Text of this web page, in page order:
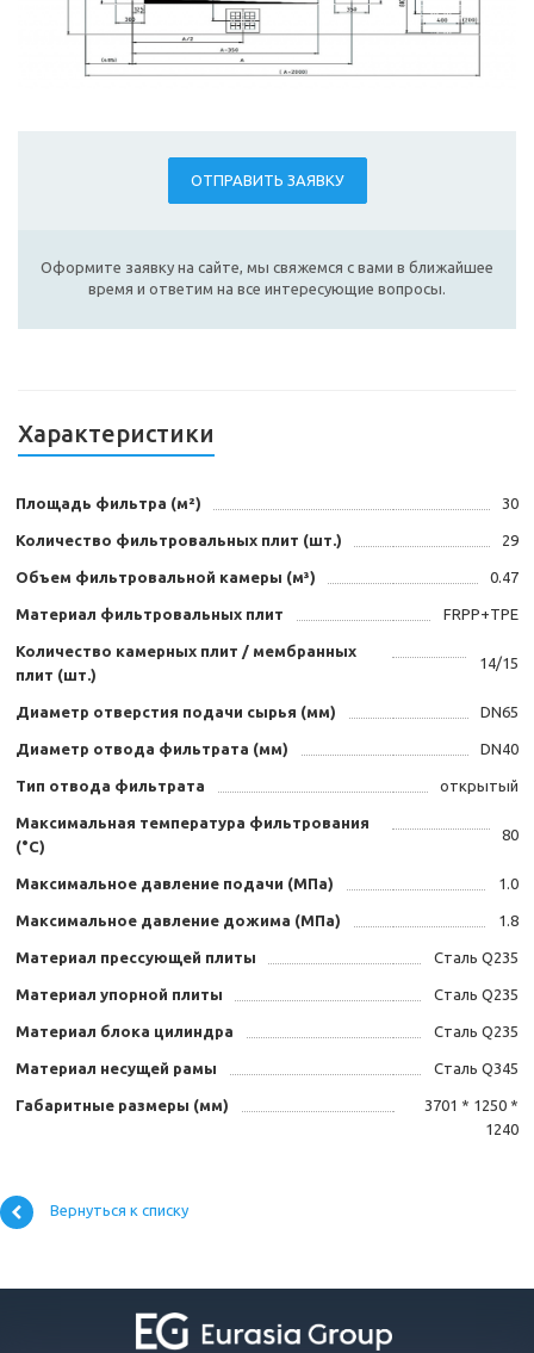
ОТПРАВИТЬ ЗАЯВКУ
Оформите заявку на сайте, мы свяжемся с вами в ближайшее
время и ответим на все интересующие вопросы.
Характеристики
Площадь фильтра (м²) 30
Количество фильтровальных плит (шт.) 29
Объем фильтровальной камеры (м³) 0.47
Материал фильтровальных плит FRPP+TPE
Количество камерных плит / мембранных
плит (шт.)
14/15
Диаметр отверстия подачи сырья (мм) DN65
Диаметр отвода фильтрата (мм) DN40
Тип отвода фильтрата открытый
Максимальная температура фильтрования
(°C)
80
Максимальное давление подачи (МПа) 1.0
Максимальное давление дожима (МПа) 1.8
Материал прессующей плиты Сталь Q235
Материал упорной плиты Сталь Q235
Материал блока цилиндра Сталь Q235
Материал несущей рамы Сталь Q345
Габаритные размеры (мм)
3701 * 1250 *
1240
Вернуться к списку